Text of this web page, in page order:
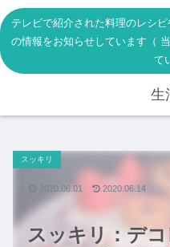
テレビで紹介された料理のレシ
の情報をお知らせしています（
て
生
スッキリ：デ
スッキリ
2020.06.01 2020.06.14